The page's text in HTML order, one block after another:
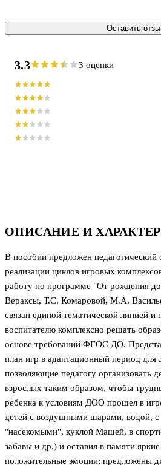
ОПИСАНИЕ И
В пособии предложен
реализации циклов игровых
работу по программе "От рождения
Вераксы, Т.С. Комаровой, М.А.
связан единой тематической линией и
воспитателю комплексно решать
основе требований ФГОС ДО.
план игр в адаптационный период для
позволяющие педагогу организовать
взрослых таким образом, чтобы
ребенка к условиям ДОО прошел в
детей с воздушными шарами, водой,
"насекомыми", куклой Машей, в
забавы и др.) и оставил в памяти
положительные эмоции; предложены
Оставить
3.3 3 оценки